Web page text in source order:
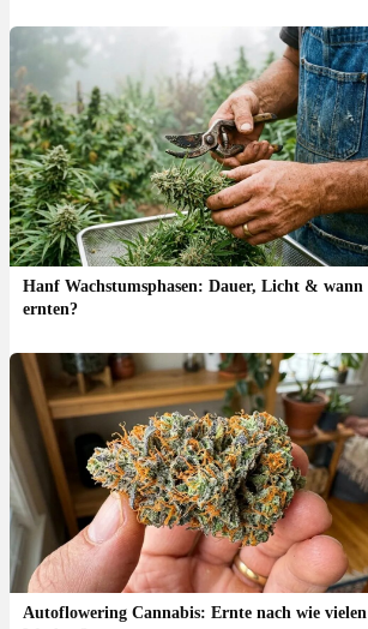
Hanf Wachstumsphasen: Dauer, Licht & wann
ernten?
Autoflowering Cannabis: Ernte nach wie vielen